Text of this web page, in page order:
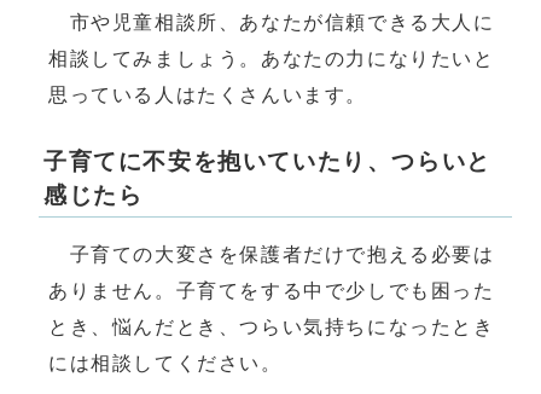
市や児童相談所、あなたが信頼できる大人に
相談してみましょう。あなたの力になりたいと
思っている人はたくさんいます。
子育てに不安を抱いていたり、つらいと
感じたら
子育ての大変さを保護者だけで抱える必要は
ありません。子育てをする中で少しでも困った
とき、悩んだとき、つらい気持ちになったとき
には相談してください。